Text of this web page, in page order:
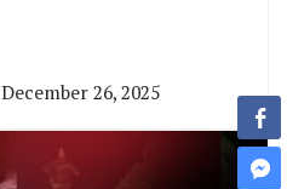
December 26, 2025